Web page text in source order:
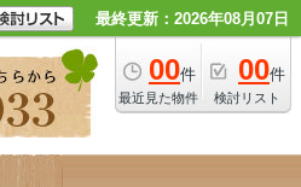
最終更新：2026年08月07日
00件
最近見た物件
00件
検討リスト